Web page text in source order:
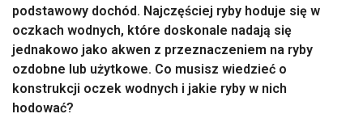
podstawowy dochód. Najczęściej ryby hoduje się w
oczkach wodnych, które doskonale nadają się
jednakowo jako akwen z przeznaczeniem na ryby
ozdobne lub użytkowe. Co musisz wiedzieć o
konstrukcji oczek wodnych i jakie ryby w nich
hodować?